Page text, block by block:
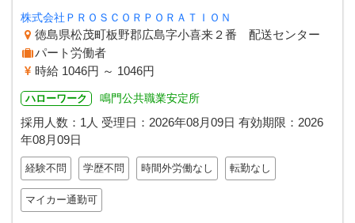
株式会社ＰＲＯＳＣＯＲＰＯＲＡＴＩＯＮ
徳島県松茂町板野郡広島字小喜来２番 配送センター
パート労働者
時給 1046円 ～ 1046円
ハローワーク 鳴門公共職業安定所
採用人数：1人 受理日： 2026年08月09日 有効期限： 2026
年08月09日
経験不問 学歴不問 時間外労働なし 転勤なし
マイカー通勤可